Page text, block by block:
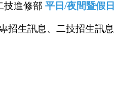
技進修部 平日/夜間暨假
招生訊息、二技招生訊息